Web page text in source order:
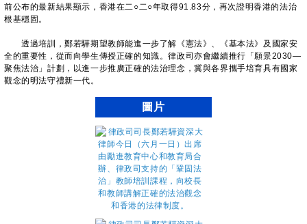
前公布的最新結果顯示，香港在二○二○年取得91.83分，再次證明香港的法治
根基穩固。
透過培訓，鄭若驊期望教師能進一步了解《憲法》、《基本法》及國家安
全的重要性，從而向學生傳授正確的知識。律政司亦會繼續推行「願景2030—
聚焦法治」計劃，以進一步推廣正確的法治理念，冀與各界攜手培育具有國家
觀念的明法守禮新一代。
圖片